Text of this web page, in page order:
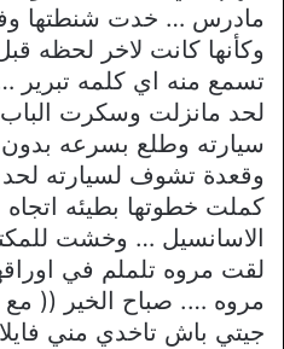
مادرس … خدت شنطتها
وكأنها كانت لاخر لحظه
تسمع منه اي كلمه تبرير
لحد مانزلت وسكرت الباب
سيارته وطلع بسرعه
وقعدة تشوف لسيارته لحد
كملت خطوتها بطيئه
الاسانسيل … وخشت
لقت مروه تلملم في
مروه …. صباح الخير ((
جيتي باش تاخدي مني